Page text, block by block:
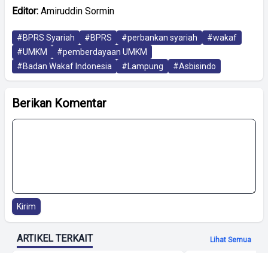
Editor: Amiruddin Sormin
#BPRS Syariah #BPRS #perbankan syariah
#wakaf
#UMKM
#pemberdayaan UMKM
#Badan Wakaf Indonesia
#Lampung #Asbisindo
Berikan Komentar
Kirim
ARTIKEL TERKAIT Lihat Semua